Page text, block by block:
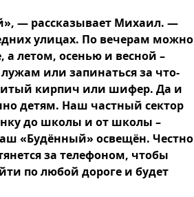
— рассказывает Михаил. —
улицах. По вечерам можно
летом, осенью и весной –
или запинаться за что-
кирпич или шифер. Да и
детям. Наш частный сектор
до школы и от школы –
«Будённый» освещён. Честно
за телефоном, чтобы
по любой дороге и будет